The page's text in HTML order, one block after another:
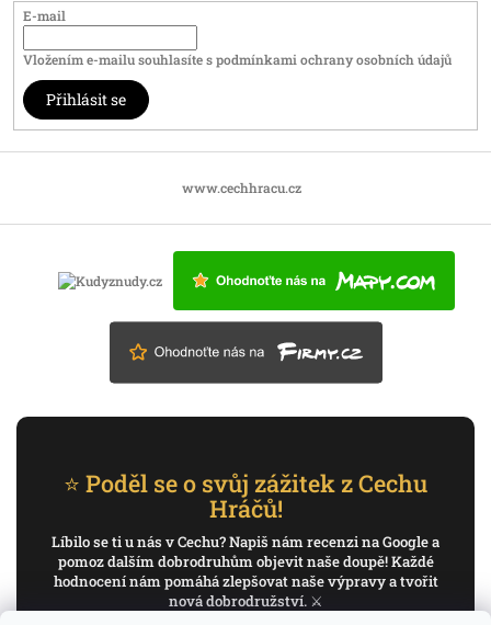
E-mail
Vložením e-mailu souhlasíte spodmínkami ochrany osobních údajů
Přihlásit se
www.cechhracu.cz
⭐ Poděl se o svůj zážitek z Cechu
Hráčů!
Líbilo se ti u nás v Cechu? Napiš nám recenzi na Google a
pomoz dalším dobrodruhům objevit naše doupě! Každé
hodnocení nám pomáhá zlepšovat naše výpravy a tvořit
nová dobrodružství. ⚔️